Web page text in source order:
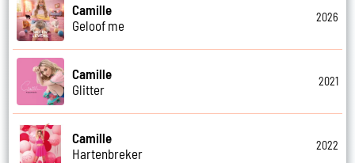
Camille
Geloof me
2026
Camille
Glitter
2021
Camille
Hartenbreker
2022